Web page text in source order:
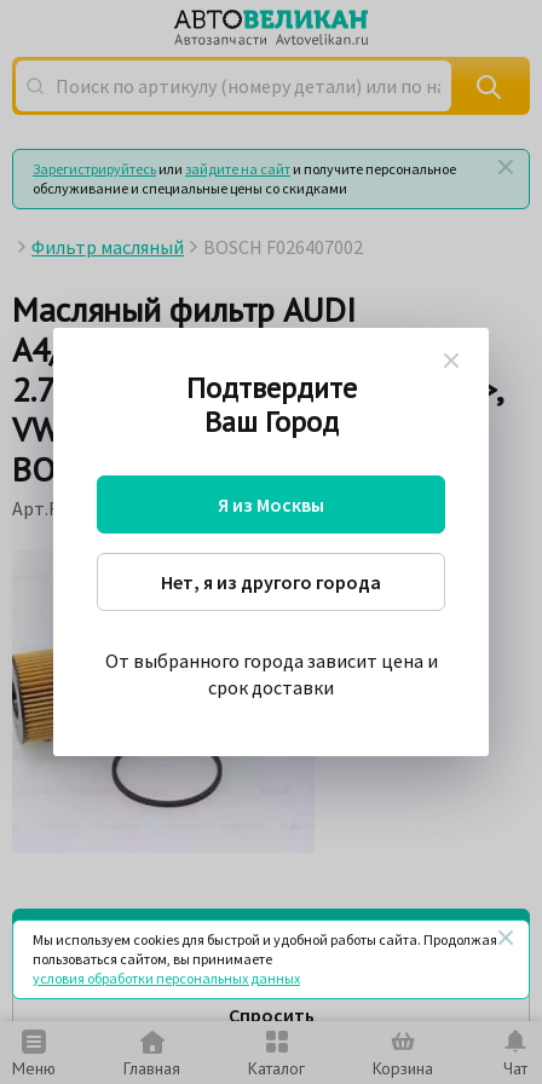
Меню Главная Каталог Корзина Чат
Поиск по артикулу (номеру детали) или по названию
Зарегистрируйтесь или зайдите на сайт и получите персональное
обслуживание и специальные цены со скидками
Фильтр масляный BOSCH F026407002
Масляный фильтр AUDI
A4/A5/A6/A8/Q7/Q5
2.7TDI/3.0TDI/4.0TDI/4.2TDI 03->,
VW Touareg/Phaeton 3.0TDI 04->
BOSCH F026407002
Арт.F026407002
Найти у поставщиков
Спросить
Подтвердите
Ваш Город
Я из Москвы
Нет, я из другого города
От выбранного города зависит цена и
срок доставки
Мы используем cookies для быстрой и удобной работы сайта. Продолжая
пользоваться сайтом, вы принимаете
условия обработки персональных данных